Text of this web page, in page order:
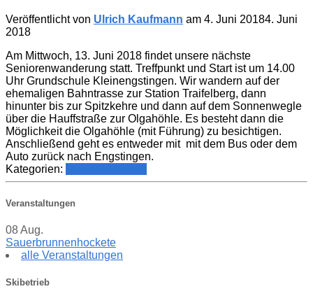
Veröffentlicht von Ulrich Kaufmann am 4. Juni 20184. Juni
2018
Am Mittwoch, 13. Juni 2018 findet unsere nächste
Seniorenwanderung statt. Treffpunkt und Start ist um 14.00
Uhr Grundschule Kleinengstingen. Wir wandern auf der
ehemaligen Bahntrasse zur Station Traifelberg, dann
hinunter bis zur Spitzkehre und dann auf dem Sonnenwegle
über die Hauffstraße zur Olgahöhle. Es besteht dann die
Möglichkeit die Olgahöhle (mit Führung) zu besichtigen.
Anschließend geht es entweder mit mit dem Bus oder dem
Auto zurück nach Engstingen.
Kategorien:
Veranstaltungen
08Aug.
Sauerbrunnenhockete
alle Veranstaltungen
Skibetrieb